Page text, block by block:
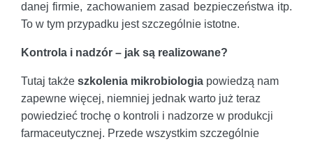
danej firmie, zachowaniem zasad bezpieczeństwa itp.
To w tym przypadku jest szczególnie istotne.
Kontrola i nadzór – jak są realizowane?
Tutaj także szkolenia mikrobiologia powiedzą nam
zapewne więcej, niemniej jednak warto już teraz
powiedzieć trochę o kontroli i nadzorze w produkcji
farmaceutycznej. Przede wszystkim szczególnie